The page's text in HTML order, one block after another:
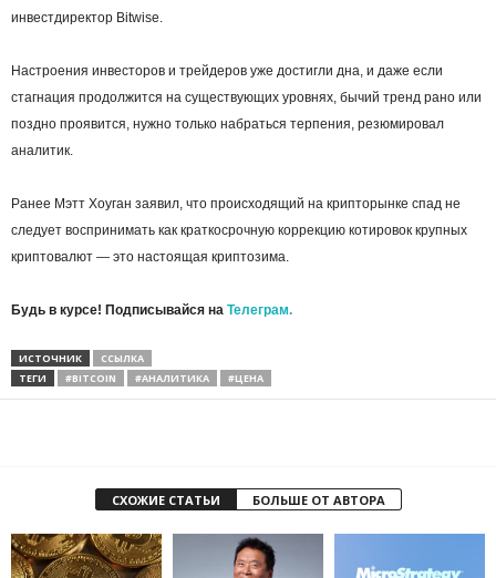
инвестдиректор Bitwise.
Настроения инвесторов и трейдеров уже достигли дна, и даже если
стагнация продолжится на существующих уровнях, бычий тренд рано или
поздно проявится, нужно только набраться терпения, резюмировал
аналитик.
Ранее Мэтт Хоуган заявил, что происходящий на крипторынке спад не
следует воспринимать как краткосрочную коррекцию котировок крупных
криптовалют — это настоящая криптозима.
Будь в курсе! Подписывайся на Телеграм.
ИСТОЧНИК
ССЫЛКА
ТЕГИ
#BITCOIN #АНАЛИТИКА #ЦЕНА
СХОЖИЕ СТАТЬИ БОЛЬШЕ ОТ АВТОРА